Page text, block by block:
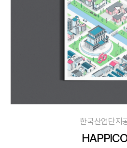
한국산업단지